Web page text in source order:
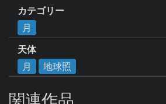
カテゴリー
月
天体
月
地球照
関連作品